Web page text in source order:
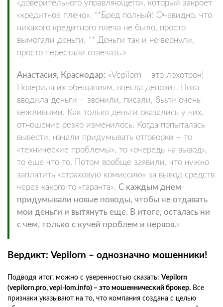
«доверительного управляющего», который закроет
«кредитное плечо». **Бред полный! Очевидно, что
никакого кредитного плеча не было, просто
вымогали деньги. ** Деньги так и не вернули,
просто перестали отвечать.»
Анастасия, Краснодар: «Vepilorn – это лохотрон!
Поверила их обещаниям, внесла депозит. Пока
вводила деньги – звонили, писали, были очень
вежливыми. Как только деньги оказались у них,
отношение резко изменилось. Когда попыталась
вывести, начали придумывать отговорки – то
«технические проблемы», то «очередь на вывод»,
то еще что-то. Потом вообще заявили, что нужно
заплатить «страховую комиссию» за вывод средств
через какого-то «гаранта». С каждым днем
придумывали новые поводы, чтобы не отдавать
мои деньги и вытянуть еще. В итоге, осталась ни
с чем, только с кучей проблем и нервов.«
Вердикт: Vepilorn – однозначно мошенники!
Подводя итог, можно с уверенностью сказать: Vepilorn
(vepilorn.pro, vepi-lom.info) – это мошеннический брокер. Все
признаки указывают на то, что компания создана с целью